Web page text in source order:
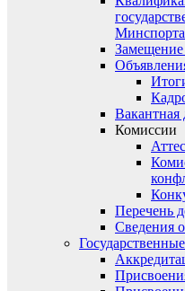
Вакантная
Комиссии
Перечень
Сведения